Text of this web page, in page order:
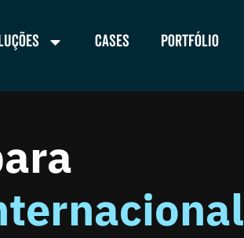
Cases Portfólio